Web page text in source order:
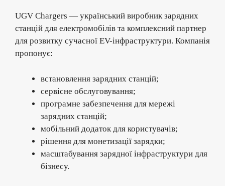
UGV Chargers — український виробник зарядних
станцій для електромобілів та комплексний партнер
для розвитку сучасної EV-інфраструктури. Компанія
пропонує:
встановлення зарядних станцій;
сервісне обслуговування;
програмне забезпечення для мережі
зарядних станцій;
мобільний додаток для користувачів;
рішення для монетизації зарядки;
масштабування зарядної інфраструктури для
бізнесу.